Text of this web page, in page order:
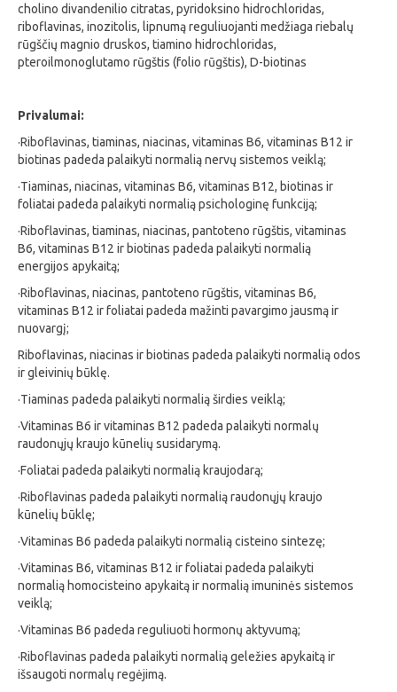
cholino divandenilio citratas, pyridoksino hidrochloridas,
riboflavinas, inozitolis, lipnumą reguliuojanti medžiaga riebalų
rūgščių magnio druskos, tiamino hidrochloridas,
pteroilmonoglutamo rūgštis (folio rūgštis), D-biotinas
Privalumai:
·Riboflavinas, tiaminas, niacinas, vitaminas B6, vitaminas B12 ir
biotinas padeda palaikyti normalią nervų sistemos veiklą;
·Tiaminas, niacinas, vitaminas B6, vitaminas B12, biotinas ir
foliatai padeda palaikyti normalią psichologinę funkciją;
·Riboflavinas, tiaminas, niacinas, pantoteno rūgštis, vitaminas
B6, vitaminas B12 ir biotinas padeda palaikyti normalią
energijos apykaitą;
·Riboflavinas, niacinas, pantoteno rūgštis, vitaminas B6,
vitaminas B12 ir foliatai padeda mažinti pavargimo jausmą ir
nuovargį;
Riboflavinas, niacinas ir biotinas padeda palaikyti normalią odos
ir gleivinių būklę.
·Tiaminas padeda palaikyti normalią širdies veiklą;
·Vitaminas B6 ir vitaminas B12 padeda palaikyti normalų
raudonųjų kraujo kūnelių susidarymą.
·Foliatai padeda palaikyti normalią kraujodarą;
·Riboflavinas padeda palaikyti normalią raudonųjų kraujo
kūnelių būklę;
·Vitaminas B6 padeda palaikyti normalią cisteino sintezę;
·Vitaminas B6, vitaminas B12 ir foliatai padeda palaikyti
normalią homocisteino apykaitą ir normalią imuninės sistemos
veiklą;
·Vitaminas B6 padeda reguliuoti hormonų aktyvumą;
·Riboflavinas padeda palaikyti normalią geležies apykaitą ir
išsaugoti normalų regėjimą.